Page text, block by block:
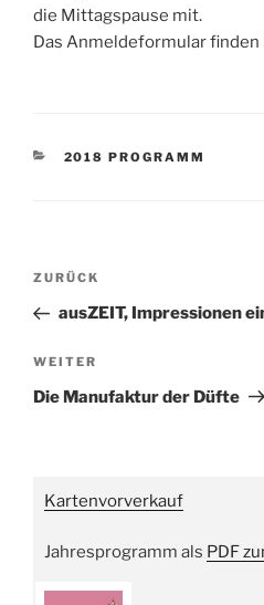
die Mittagspause mit.
Das Anmeldeformular finden
KATEGORIEN
2018 PROGRAMM
Beitragsnavigation
Vorheriger
Beitrag
ZURÜCK
ausZEIT, Impressionen
Nächster
Beitrag
WEITER
Die Manufaktur der Düfte
Kartenvorverkauf
Jahresprogramm als PDF